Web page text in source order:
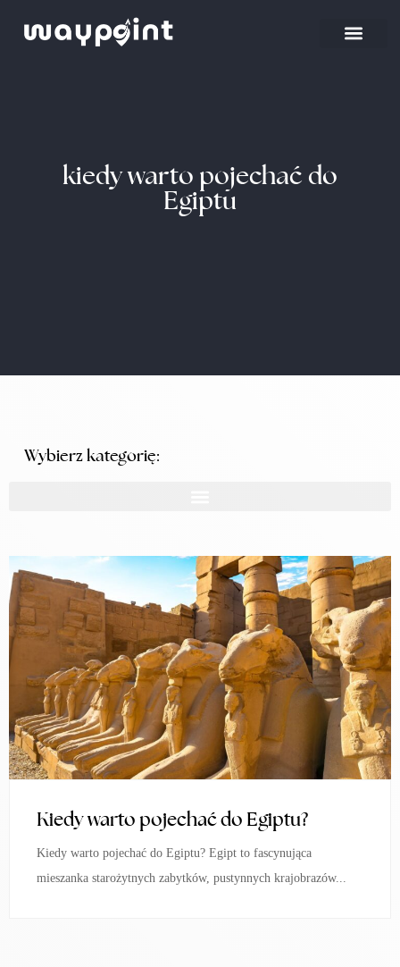
kiedy warto pojechać do
Egiptu
Wybierz kategorię:
Kiedy warto pojechać do Egiptu?
Kiedy warto pojechać do Egiptu? Egipt to fascynująca
mieszanka starożytnych zabytków, pustynnych krajobrazów...